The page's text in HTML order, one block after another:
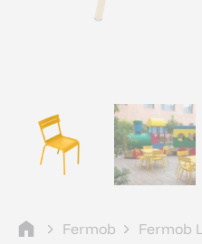
Fermob Fermob